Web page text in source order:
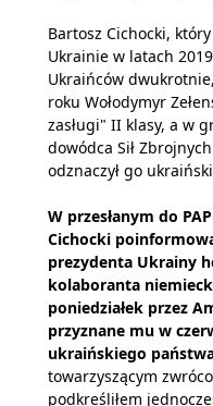
Bartosz Cichocki,
Ukrainie w latach
Ukraińców
roku Wołodymyr
zasługi" II klasy, a w
dowódca Sił
odznaczył go
W przesłanym do
Cichocki
prezydenta Ukrainy
kolaboranta
poniedziałek przez
przyznane mu w
ukraińskiego
towarzyszącym
podkreśliłem